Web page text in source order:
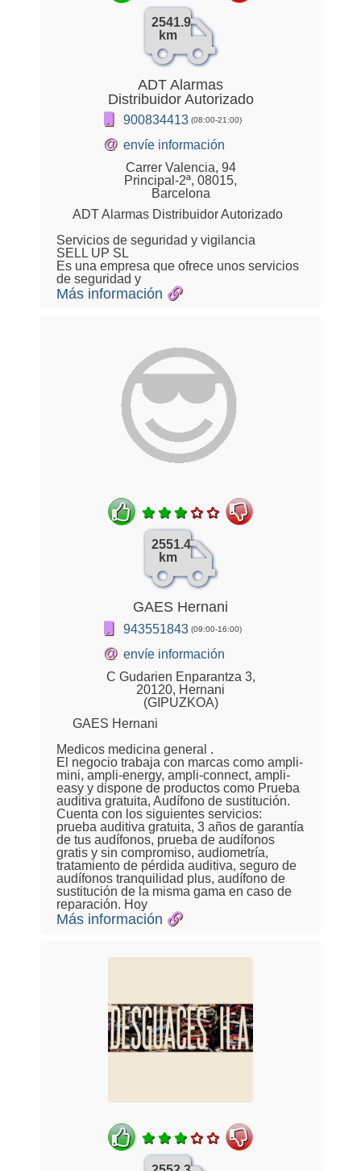
2541.9
km
ADT Alarmas
Distribuidor Autorizado
900834413 (08:00-21:00)
@ envíe información
Carrer Valencia, 94
Principal-2ª, 08015,
Barcelona
ADT Alarmas Distribuidor Autorizado
Servicios de seguridad y vigilancia
SELL UP SL
Es una empresa que ofrece unos servicios
de seguridad y
Más información
2551.4
km
GAES Hernani
943551843 (09:00-16:00)
@ envíe información
C Gudarien Enparantza 3,
20120, Hernani
(GIPUZKOA)
GAES Hernani
Medicos medicina general .
El negocio trabaja con marcas como ampli-
mini, ampli-energy, ampli-connect, ampli-
easy y dispone de productos como Prueba
auditiva gratuita, Audífono de sustitución.
Cuenta con los siguientes servicios:
prueba auditiva gratuita, 3 años de garantía
de tus audífonos, prueba de audífonos
gratis y sin compromiso, audiometría,
tratamiento de pérdida auditiva, seguro de
audífonos tranquilidad plus, audífono de
sustitución de la misma gama en caso de
reparación. Hoy
Más información